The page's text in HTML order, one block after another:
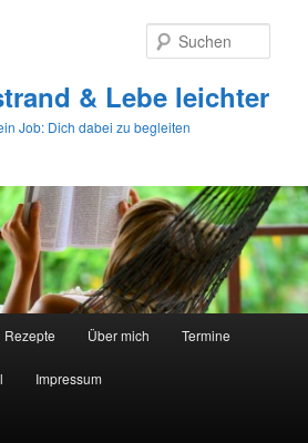
& Lebe leichter
Job: Dich dabei zu begleiten
Rezepte Über mich Termine
Impressum